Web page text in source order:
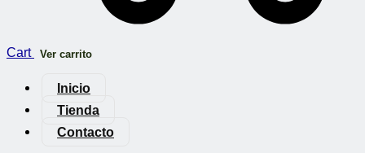
Cart Ver carrito
Inicio
Tienda
Contacto